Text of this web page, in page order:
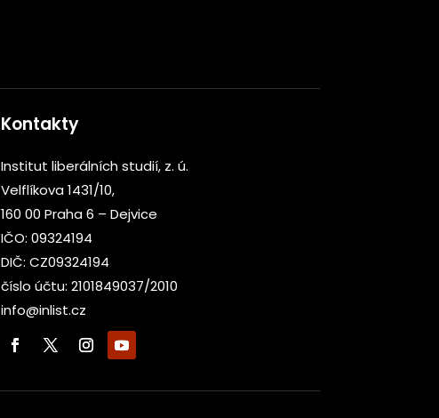
Kontakty
Institut liberálních studií, z. ú.
Velflíkova 1431/10,
160 00 Praha 6 – Dejvice
IČO: 09324194
DIČ: CZ09324194
číslo účtu: 2101849037/2010
info@inlist.cz